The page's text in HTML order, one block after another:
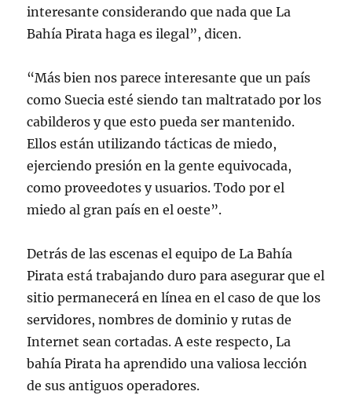
interesante considerando que nada que La
Bahía Pirata haga es ilegal”, dicen.
“Más bien nos parece interesante que un país
como Suecia esté siendo tan maltratado por los
cabilderos y que esto pueda ser mantenido.
Ellos están utilizando tácticas de miedo,
ejerciendo presión en la gente equivocada,
como proveedotes y usuarios. Todo por el
miedo al gran país en el oeste”.
Detrás de las escenas el equipo de La Bahía
Pirata está trabajando duro para asegurar que el
sitio permanecerá en línea en el caso de que los
servidores, nombres de dominio y rutas de
Internet sean cortadas. A este respecto, La
bahía Pirata ha aprendido una valiosa lección
de sus antiguos operadores.